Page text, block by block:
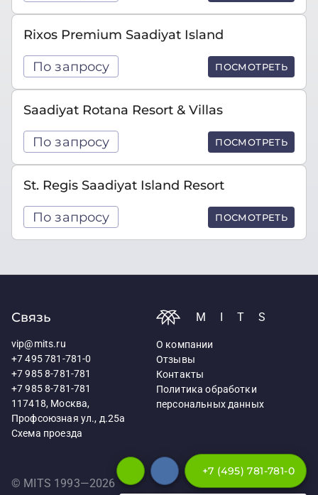
Rixos Premium Saadiyat Island
По запросу ПОСМОТРЕТЬ
Saadiyat Rotana Resort & Villas
По запросу ПОСМОТРЕТЬ
St. Regis Saadiyat Island Resort
По запросу ПОСМОТРЕТЬ
Связь
vip@mits.ru
+7 495 781-781-0
+7 985 8-781-781
+7 985 8-781-781
117418, Москва,
Профсоюзная ул., д.25а
Схема проезда
MITS
О компании
Отзывы
Контакты
Политика обработки
персональных данных
© MITS 1993—2026
+7 (495) 781-781-0